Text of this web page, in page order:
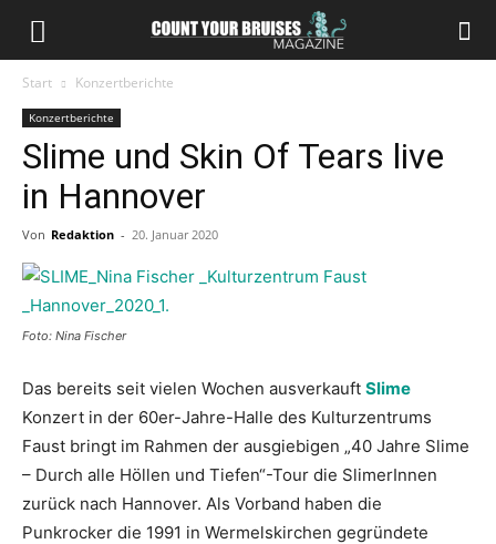
Start Konzertberichte
Konzertberichte
Slime und Skin Of Tears live
in Hannover
Von Redaktion - 20. Januar 2020
Foto: Nina Fischer
Das bereits seit vielen Wochen ausverkauft Slime
Konzert in der 60er-Jahre-Halle des Kulturzentrums
Faust bringt im Rahmen der ausgiebigen „40 Jahre Slime
– Durch alle Höllen und Tiefen“-Tour die SlimerInnen
zurück nach Hannover. Als Vorband haben die
Punkrocker die 1991 in Wermelskirchen gegründete